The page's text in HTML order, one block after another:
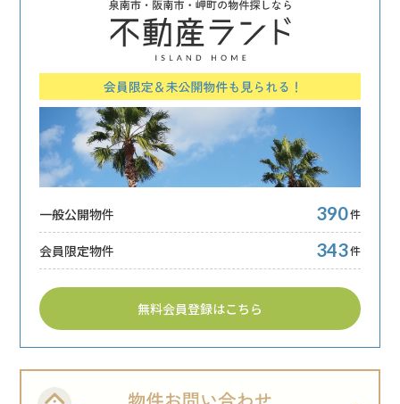
一般公開物件 390件
会員限定物件 343件
無料会員登録はこちら